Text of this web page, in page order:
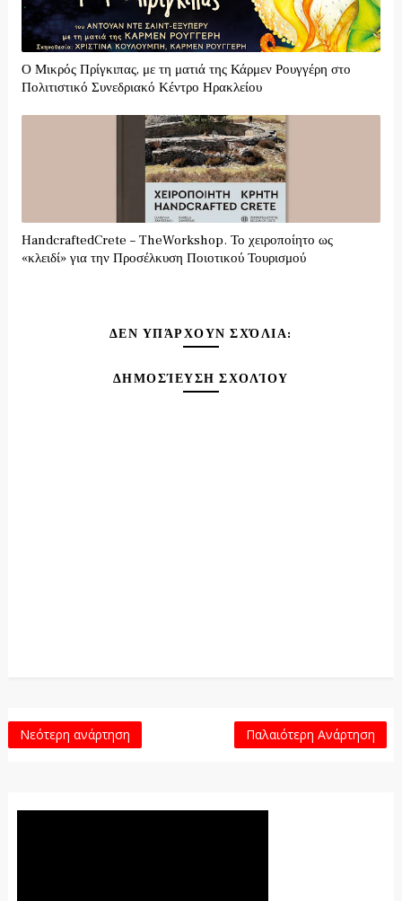
Ο Μικρός Πρίγκιπας, με τη ματιά της Κάρμεν Ρουγγέρη στο
Πολιτιστικό Συνεδριακό Κέντρο Ηρακλείου
HandcraftedCrete – TheWorkshop. Το χειροποίητο ως
«κλειδί» για την Προσέλκυση Ποιοτικού Τουρισμού
ΔΕΝ ΥΠΆΡΧΟΥΝ ΣΧΌΛΙΑ:
ΔΗΜΟΣΊΕΥΣΗ ΣΧΟΛΊΟΥ
Νεότερη ανάρτηση Παλαιότερη Ανάρτηση